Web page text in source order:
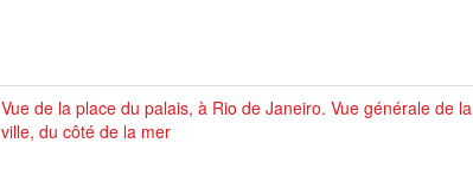
Vue de la place du palais, à Rio de Janeiro. Vue générale de la
ville, du côté de la mer